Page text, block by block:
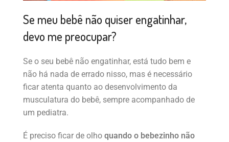
Se meu bebê não quiser engatinhar,
devo me preocupar?
Se o seu bebê não engatinhar, está tudo bem e
não há nada de errado nisso, mas é necessário
ficar atenta quanto ao desenvolvimento da
musculatura do bebê, sempre acompanhado de
um pediatra.
É preciso ficar de olho quando o bebezinho não